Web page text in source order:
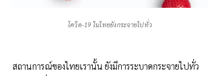
โควิด-19 ในไทยยังกระจายไปทั่ว
สถานการณ์ของไทยเรานั้น ยังมีการระบาดกระจายไปทั่ว